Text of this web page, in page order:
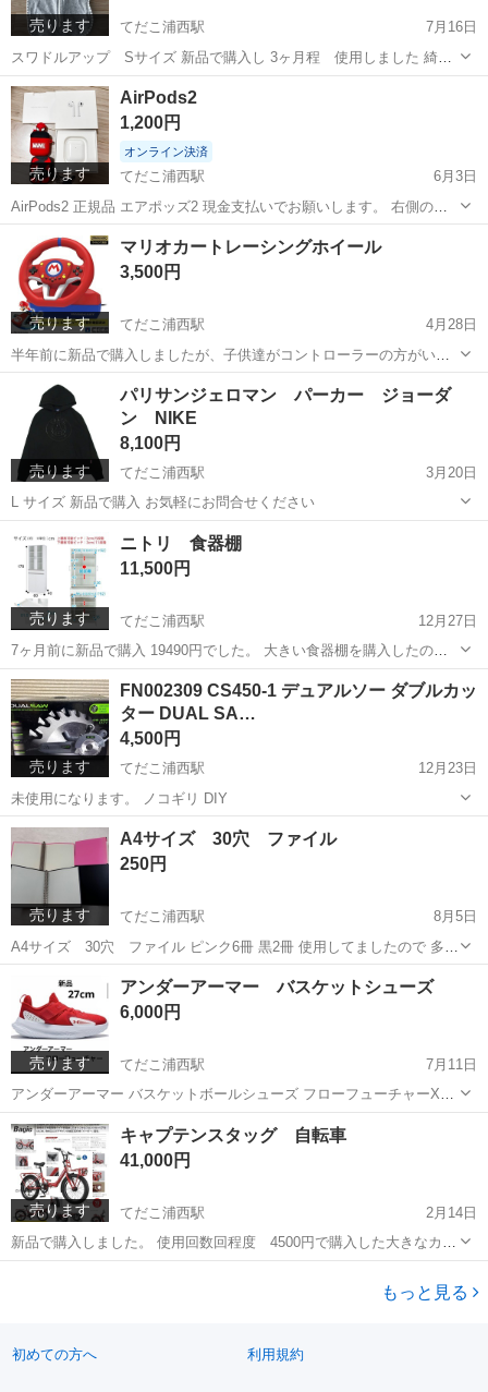
売ります てだこ浦西駅
7月16日
スワドルアップ Sサイズ 新品で購入し 3ヶ月程 使用しました 綺麗
に洗って保管してます。 まだまだ使用可能です お気軽にお問合せくだ
さい 宜しくお願いします
沖縄 中頭郡
売ります
AirPods2
1,200円
オンライン決済
てだこ浦西駅
6月3日
AirPods2 正規品 エアポッズ2 現金支払いでお願いします。 右側のイ
ヤホンが不良です。 左側は25分くらいで電池切れます。 あとは使えま
す！ 二つカバーもお付けします。 写真の物が全てになります！ 宜し
くお願い致...
沖縄 中頭郡 てだこ浦西駅 AirPods
売ります
マリオカートレーシングホイール
3,500円
てだこ浦西駅
4月28日
半年前に新品で購入しましたが、子供達がコントローラーの方がいい
みたいで 3回程しか遊んでません。 美品です。 一台3500円 2台の場合
は7000円 Nintendo Switch用のマリオカートレーシングホイール、アイ
テ...
沖縄 てだこ浦西駅 テレビゲーム
マリオカートレーシングホイール
売ります
パリサンジェロマン パーカー ジョーダ
ン NIKE
8,100円
てだこ浦西駅
3月20日
L サイズ 新品で購入 お気軽にお問合せください
てだこ浦西駅
売ります
ニトリ 食器棚
11,500円
てだこ浦西駅
12月27日
7ヶ月前に新品で購入 19490円でした。 大きい食器棚を購入したので
売ります。 重いので、2人で取りに来たほうがいいと思います。 とて
も美品ですが、 使用したのでご理解お願い致します。 お気軽に お問
合せください
沖縄 中頭郡 収納家具
売ります
FN002309 CS450-1 デュアルソー ダブルカッ
ター DUAL SA…
4,500円
てだこ浦西駅
12月23日
未使用になります。 ノコギリ DIY
沖縄 中頭郡 てだこ浦西駅
売ります
A4サイズ 30穴 ファイル
250円
てだこ浦西駅
8月5日
A4サイズ 30穴 ファイル ピンク6冊 黒2冊 使用してましたので 多少
の傷や汚れはあります。 まだまだ使えます！
てだこ浦西駅 ピンク
売ります
アンダーアーマー バスケットシューズ
6,000円
てだこ浦西駅
7月11日
アンダーアーマー バスケットボールシューズ フローフューチャーX4
品番 3027639-001 サイズ 27.0cm 定価 16500円 2回程 ジムで使
用しました。 タグは外しております！ サイズが合わないため出品し
ま...
沖縄 中頭郡 てだこ浦西駅 バスケットボール
アンダーアーマー
売ります
キャプテンスタッグ 自転車
41,000円
てだこ浦西駅
2月14日
新品で購入しました。 使用回数回程度 4500円で購入した大きなカゴ
も付いてます。 実際に見にきてもOKです。 色は、アーミーグリー
ン。 防犯登録はしてあるので、購入決定したら、解除します。 詳細もっと見る
初めての方へ 利用規約